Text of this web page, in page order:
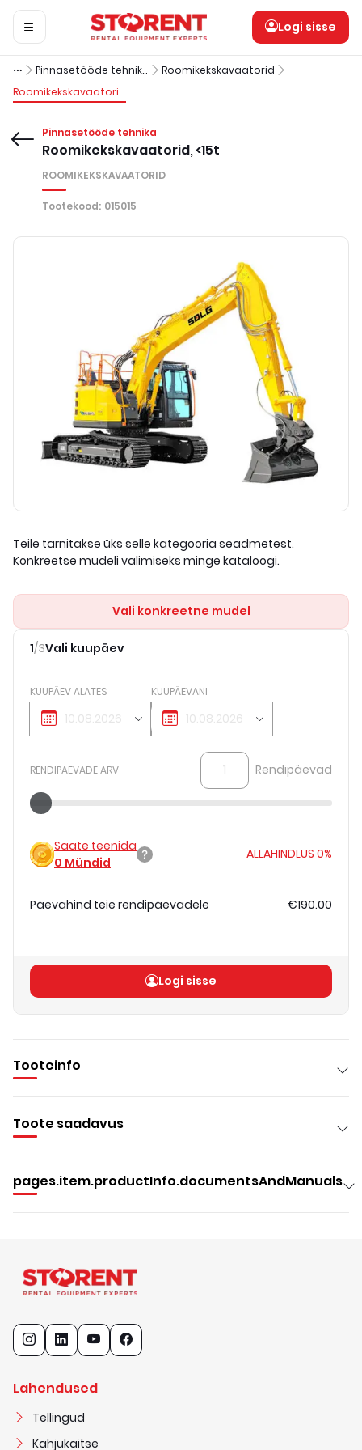
Logi sisse
Pinnasetööde tehnika
Roomikekskavaatorid
Roomikekskavaatorid, <15t
Pinnasetööde tehnika
Roomikekskavaatorid, <15t
ROOMIKEKSKAVAATORID
Tootekood: 015015
Teile tarnitakse üks selle kategooria seadmetest.
Konkreetse mudeli valimiseks minge kataloogi.
Vali konkreetne mudel
1/3Vali kuupäev
KUUPÄEV ALATES KUUPÄEVANI
RENDIPÄEVADE ARV Rendipäevad
Saate teenida
0 Mündid
ALLAHINDLUS 0%
Päevahind teie rendipäevadele €190.00
Logi sisse
Tooteinfo
Toote saadavus
pages.item.productInfo.documentsAndManuals
Lahendused
Tellingud
Kahjukaitse